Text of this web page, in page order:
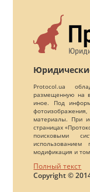
Protocol.ua
размещенную на
иное. Под
материалы. При
страницах
поисковыми
использованием
модификация и
Полный текст
Copyright ©